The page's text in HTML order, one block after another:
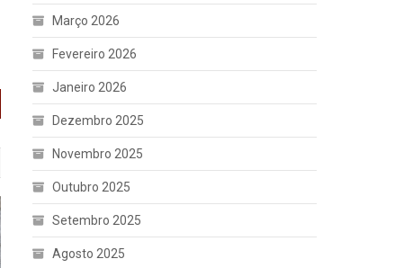
Março 2026
Fevereiro 2026
Janeiro 2026
Dezembro 2025
Novembro 2025
Outubro 2025
Setembro 2025
Agosto 2025